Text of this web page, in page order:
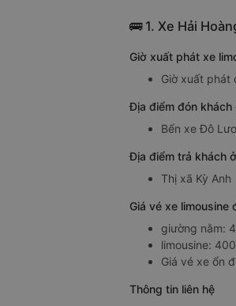
🚌 1. Xe Hải
Giờ xuất phát xe
Giờ xuất phát
Địa điểm đón khách
Bến xe Đô
Địa điểm trả khách
Thị xã Kỳ Anh
Giá vé xe limousine
giường nằm:
limousine:
Giá vé xe ổn
Thông tin liên hệ